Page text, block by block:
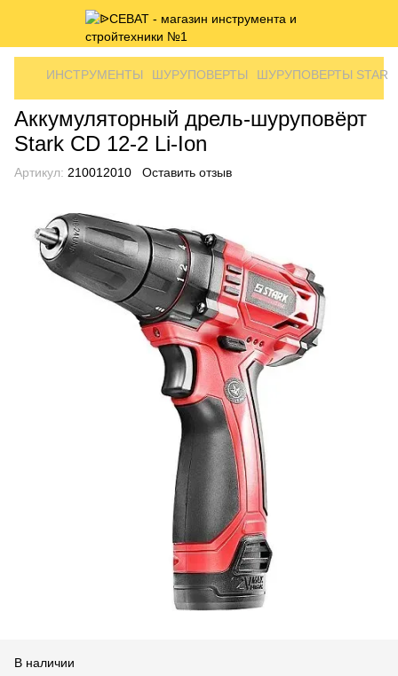
ИНСТРУМЕНТЫ ШУРУПОВЕРТЫ ШУРУПОВЕРТЫ STARK
Аккумуляторный дрель-шуруповёрт
Stark CD 12-2 Li-Ion
Артикул: 210012010 Оставить отзыв
В наличии